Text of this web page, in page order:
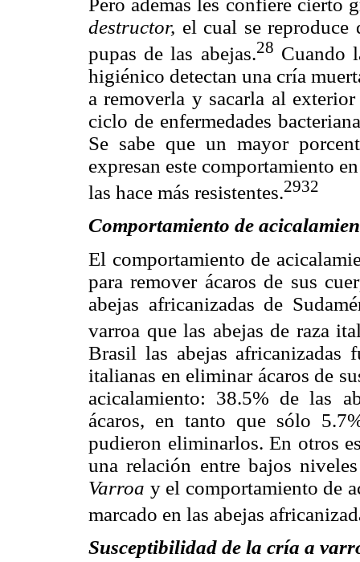
destructor, el cual se reproduce
pupas de las abejas.28 Cuando
higiénico detectan una cría
a removerla y sacarla al
ciclo de enfermedades
Se sabe que un mayor
expresan este comportamiento
las hace más resistentes.2932
Comportamiento de
El comportamiento de
para remover ácaros de sus
abejas africanizadas de
varroa que las abejas de raza
Brasil las abejas africanizadas
italianas en eliminar ácaros de
acicalamiento: 38.5% de las
ácaros, en tanto que sólo
pudieron eliminarlos. En otros
una relación entre bajos
Varroa y el comportamiento de
marcado en las abejas
Susceptibilidad de la cría a